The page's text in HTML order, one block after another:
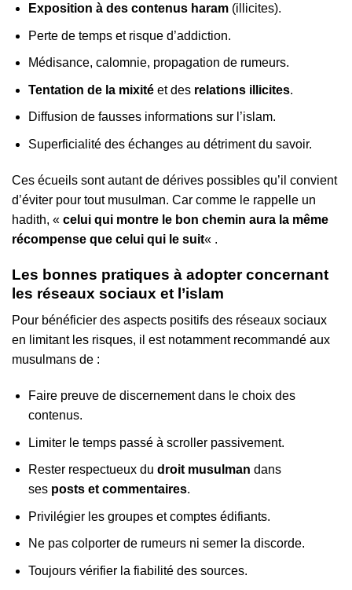
Exposition à des contenus haram (illicites).
Perte de temps et risque d’addiction.
Médisance, calomnie, propagation de rumeurs.
Tentation de la mixité et des relations illicites.
Diffusion de fausses informations sur l’islam.
Superficialité des échanges au détriment du savoir.
Ces écueils sont autant de dérives possibles qu’il convient
d’éviter pour tout musulman. Car comme le rappelle un
hadith, « celui qui montre le bon chemin aura la même
récompense que celui qui le suit« .
Les bonnes pratiques à adopter concernant
les réseaux sociaux et l’islam
Pour bénéficier des aspects positifs des réseaux sociaux
en limitant les risques, il est notamment recommandé aux
musulmans de :
Faire preuve de discernement dans le choix des
contenus.
Limiter le temps passé à scroller passivement.
Rester respectueux du droit musulman dans
ses posts et commentaires.
Privilégier les groupes et comptes édifiants.
Ne pas colporter de rumeurs ni semer la discorde.
Toujours vérifier la fiabilité des sources.